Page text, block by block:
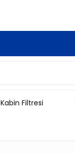
Kabin Filtresi